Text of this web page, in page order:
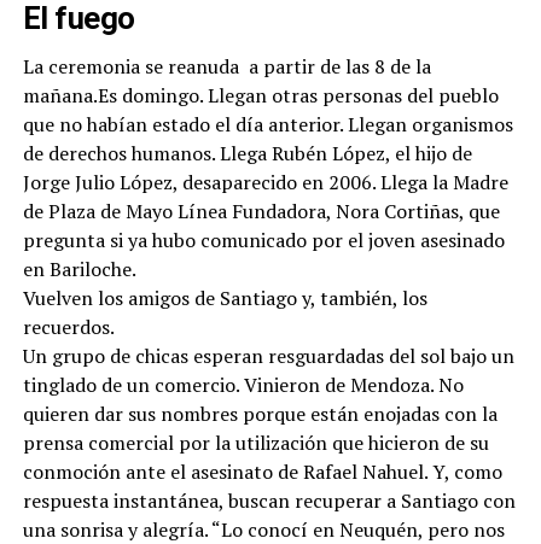
El fuego
La ceremonia se reanuda a partir de las 8 de la
mañana.Es domingo. Llegan otras personas del pueblo
que no habían estado el día anterior. Llegan organismos
de derechos humanos. Llega Rubén López, el hijo de
Jorge Julio López, desaparecido en 2006. Llega la Madre
de Plaza de Mayo Línea Fundadora, Nora Cortiñas, que
pregunta si ya hubo comunicado por el joven asesinado
en Bariloche.
Vuelven los amigos de Santiago y, también, los
recuerdos.
Un grupo de chicas esperan resguardadas del sol bajo un
tinglado de un comercio. Vinieron de Mendoza. No
quieren dar sus nombres porque están enojadas con la
prensa comercial por la utilización que hicieron de su
conmoción ante el asesinato de Rafael Nahuel. Y, como
respuesta instantánea, buscan recuperar a Santiago con
una sonrisa y alegría. “Lo conocí en Neuquén, pero nos